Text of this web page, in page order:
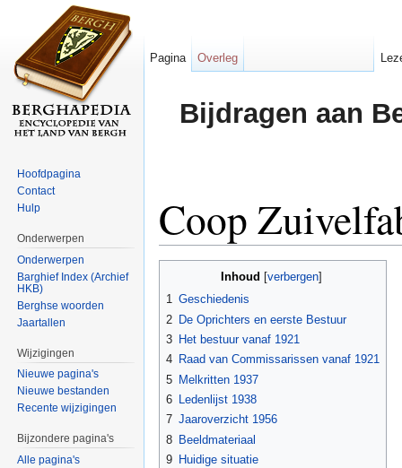
Bijdragen aan
Coop
Inhoud verbergen]
1 Geschiedenis
2 De Oprichters en eerste Bestuur
3 Het bestuur vanaf 1921
4 Raad van Commissarissen vanaf 1921
5 Melkritten 1937
6
Ledenlijst 1938
7 Jaaroverzicht 1956
8 Beeldmateriaal
9 Huidige situatie
Pagina Overleg
Hoofdpagina
Contact
Hulp
Onderwerpen
Onderwerpen
Barghief Index (Archief
HKB)
Berghse woorden
Jaartallen
Wijzigingen
Nieuwe pagina's
Nieuwe bestanden
Recente wijzigingen
Bijzondere pagina's
Alle pagina's